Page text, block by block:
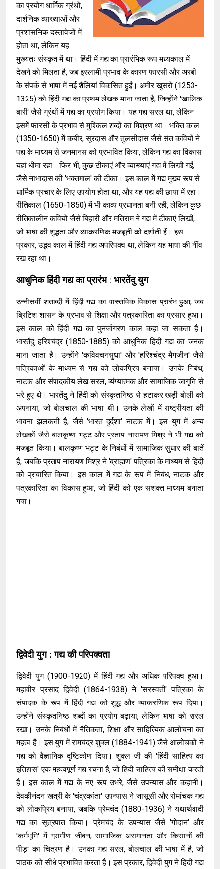
का प्रयोग धार्मिक ग्रंथों,
दार्शनिक व्याख्याओं और
प्रशासनिक दस्तावेजों में
होता था, लेकिन यह
मुख्यतः संस्कृत में था। हिंदी में गद्य का प्रारंभिक रूप मध्यकाल में
देखने को मिलता है, जब इस्लामी प्रभाव के कारण फारसी और अरबी
के संपर्क से भाषा में नई शैलियां विकसित हुईं। अमीर खुसरो (1253-
1325) को हिंदी गद्य का प्रथम लेखक माना जाता है, जिन्होंने 'खालिक
बारी' जैसे ग्रंथों में गद्य का प्रयोग किया। यह गद्य सरल था, लेकिन
इसमें फारसी के प्रभाव से मुश्किल शब्दों का मिश्रण था। भक्ति काल
(1350-1650) में कबीर, सूरदास और तुलसीदास जैसे संत कवियों ने
पद्य के माध्यम से जनमानस को प्रभावित किया, लेकिन गद्य का विकास
यहां धीमा रहा। फिर भी, कुछ टीकाएं और व्याख्याएं गद्य में लिखी गईं,
जैसे नाभादास की 'भक्तमाल' की टीका। इस काल में गद्य मुख्य रूप से
धार्मिक प्रचार के लिए उपयोग होता था, और यह पद्य की छाया में रहा।
रीतिकाल (1650-1850) में भी काव्य प्रधानता बनी रही, लेकिन कुछ
रीतिकालीन कवियों जैसे बिहारी और मतिराम ने गद्य में टीकाएं लिखीं,
जो भाषा की शुद्धता और व्याकरणिक मजबूती को दर्शाती हैं। इस
प्रकार, उद्भव काल में हिंदी गद्य अपरिपक्व था, लेकिन यह भाषा की नींव
रख रहा था।
आधुनिक हिंदी गद्य का प्रारंभ : भारतेंदु युग
उन्नीसवीं शताब्दी में हिंदी गद्य का वास्तविक विकास प्रारंभ हुआ, जब
ब्रिटिश शासन के प्रभाव से शिक्षा और पत्रकारिता का प्रसार हुआ।
इस काल को हिंदी गद्य का पुनर्जागरण काल कहा जा सकता है।
भारतेंदु हरिश्चंद्र (1850-1885) को आधुनिक हिंदी गद्य का जनक
माना जाता है। उन्होंने 'कविवचनसुधा' और 'हरिश्चंद्र मैगजीन' जैसे
पत्रिकाओं के माध्यम से गद्य को लोकप्रिय बनाया। उनके निबंध,
नाटक और संपादकीय लेख सरल, व्यंग्यात्मक और सामाजिक जागृति से
भरे हुए थे। भारतेंदु ने हिंदी को संस्कृतनिष्ठ से हटाकर खड़ी बोली को
अपनाया, जो बोलचाल की भाषा थी। उनके लेखों में राष्ट्रीयता की
भावना झलकती है, जैसे 'भारत दुर्दशा' नाटक में। इस युग में अन्य
लेखकों जैसे बालकृष्ण भट्ट और प्रताप नारायण मिश्र ने भी गद्य को
मजबूत किया। बालकृष्ण भट्ट के निबंधों में सामाजिक सुधार की बातें
हैं, जबकि प्रताप नारायण मिश्र ने 'ब्राह्मण' पत्रिका के माध्यम से हिंदी
को प्रचारित किया। इस काल में गद्य के रूप में निबंध, नाटक और
पत्रकारिता का विकास हुआ, जो हिंदी को एक सशक्त माध्यम बनाता
गया।
द्विवेदी युग : गद्य की परिपक्वता
द्विवेदी युग (1900-1920) में हिंदी गद्य और अधिक परिपक्व हुआ।
महावीर प्रसाद द्विवेदी (1864-1938) ने 'सरस्वती' पत्रिका के
संपादक के रूप में हिंदी गद्य को शुद्ध और व्याकरणिक रूप दिया।
उन्होंने संस्कृतनिष्ठ शब्दों का प्रयोग बढ़ाया, लेकिन भाषा को सरल
रखा। उनके निबंधों में नैतिकता, शिक्षा और साहित्यिक आलोचना का
महत्व है। इस युग में रामचंद्र शुक्ल (1884-1941) जैसे आलोचकों ने
गद्य को वैज्ञानिक दृष्टिकोण दिया। शुक्ल जी की 'हिंदी साहित्य का
इतिहास' एक महत्वपूर्ण गद्य रचना है, जो हिंदी साहित्य की समीक्षा करती
है। इस काल में गद्य के नए रूप उभरे, जैसे उपन्यास और कहानी।
देवकीनंदन खत्री के 'चंद्रकांता' उपन्यास ने जासूसी और रोमांचक गद्य
को लोकप्रिय बनाया, जबकि प्रेमचंद (1880-1936) ने यथार्थवादी
गद्य का सूत्रपात किया। प्रेमचंद के उपन्यास जैसे 'गोदान' और
'कर्मभूमि' में ग्रामीण जीवन, सामाजिक असमानता और किसानों की
पीड़ा का चित्रण है। उनका गद्य सरल, बोलचाल की भाषा में है, जो
पाठक को सीधे प्रभावित करता है। इस प्रकार, द्विवेदी युग ने हिंदी गद्य